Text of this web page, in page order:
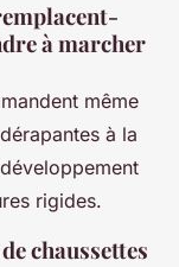
à marcher
même
à la
rigides.
chaussettes